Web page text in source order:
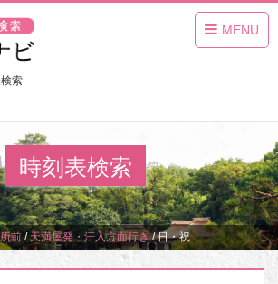
MENU
索
時刻表検索
前 /天満屋発・汗入方面行き/日・祝